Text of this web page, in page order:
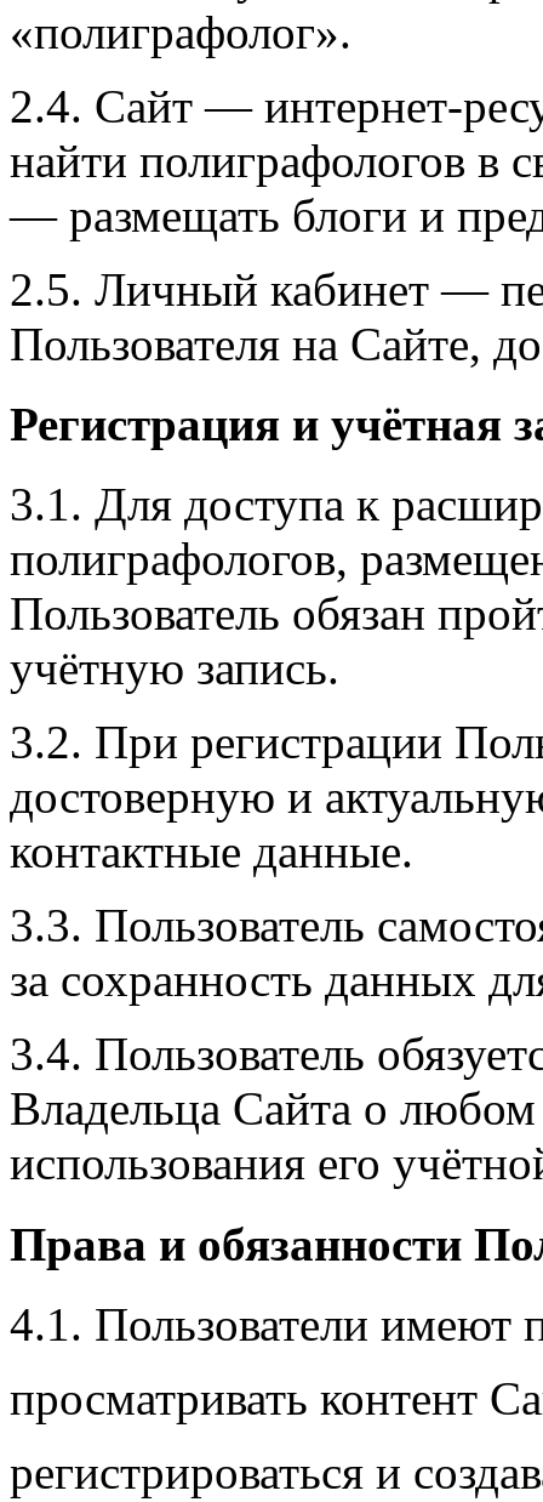
«полиграфолог».
2.4. Сайт —
найти полиграфологов в
— размещать блоги и
2.5. Личный кабинет —
Пользователя на Сайте,
Регистрация и учётная
3.1. Для доступа к
полиграфологов,
Пользователь обязан
учётную запись.
3.2. При регистрации
достоверную и
контактные данные.
3.3. Пользователь
за сохранность данных
3.4. Пользователь
Владельца Сайта о
использования его
Права и обязанности
4.1. Пользователи имеют
просматривать контент
регистрироваться и